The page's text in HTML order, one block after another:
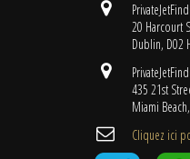
20 Harcourt
Dublin, D02
435 21st
Miami
Cliquez ici